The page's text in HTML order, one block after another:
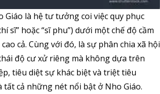
là hệ tư tưởng coi việc quy phục
sĩ” hoặc “sĩ phu”) dưới một chế độ cầm
cả. Cùng với đó, là sự phân chia xã hội
độ cư xử riêng mà không dựa trên
tiêu diệt sự khác biệt và triệt tiêu
cả những nét nổi bật ở Nho Giáo.